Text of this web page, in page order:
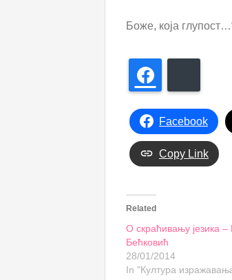
Боже, која
Facebook
Copy Link
Related
О скраћивању језика –
Бећковић
28/01/2014
In "Култура